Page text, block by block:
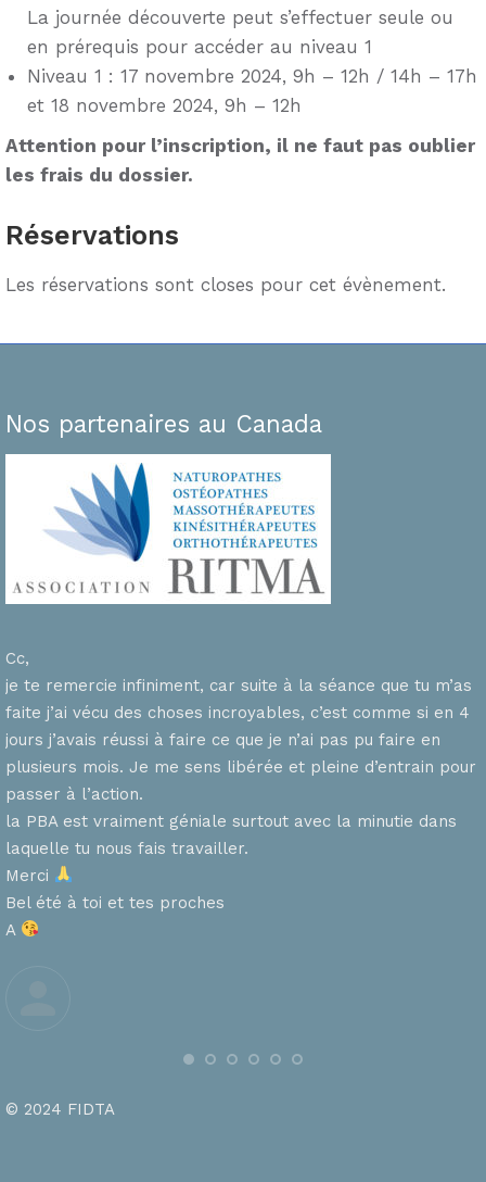
La journée découverte peut s’effectuer seule ou
en prérequis pour accéder au niveau 1
Niveau 1 : 17 novembre 2024, 9h – 12h / 14h – 17h
et 18 novembre 2024, 9h – 12h
Attention pour l’inscription, il ne faut pas oublier
les frais du dossier.
Réservations
Les réservations sont closes pour cet évènement.
Nos partenaires au Canada
Cc,
je te remercie infiniment, car suite à la séance que tu m’as
faite j’ai vécu des choses incroyables, c’est comme si en 4
jours j’avais réussi à faire ce que je n’ai pas pu faire en
plusieurs mois. Je me sens libérée et pleine d’entrain pour
passer à l’action.
la PBA est vraiment géniale surtout avec la minutie dans
laquelle tu nous fais travailler.
Merci
Bel été à toi et tes proches
A
© 2024 FIDTA